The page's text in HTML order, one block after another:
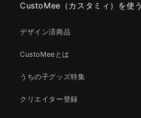
CustoMee（カスタミィ）を使う
デザイン済商品
CustoMeeとは
うちの子グッズ特集
クリエイター登録